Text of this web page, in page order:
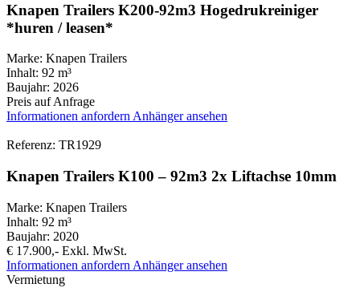
Knapen Trailers K200-92m3 Hogedrukreiniger
*huren / leasen*
Marke: Knapen Trailers
Inhalt: 92 m³
Baujahr: 2026
Preis auf Anfrage
Informationen anfordern Anhänger ansehen
Referenz: TR1929
Knapen Trailers K100 – 92m3 2x Liftachse 10mm
Marke: Knapen Trailers
Inhalt: 92 m³
Baujahr: 2020
€ 17.900,- Exkl. MwSt.
Informationen anfordern Anhänger ansehen
Vermietung